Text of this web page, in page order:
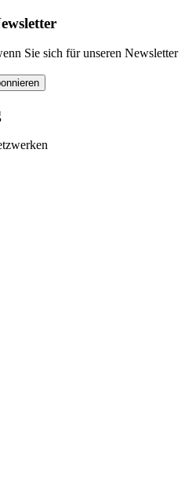
Sie sich für unseren Newsletter